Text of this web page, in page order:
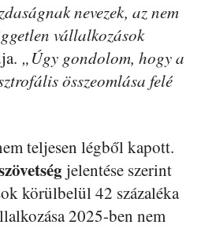
nevezek, az nem
vállalkozások
„Úgy gondolom, hogy a
összeomlása felé
teljesen légből kapott.
jelentése szerint
körülbelül 42 százaléka
2025-ben nem